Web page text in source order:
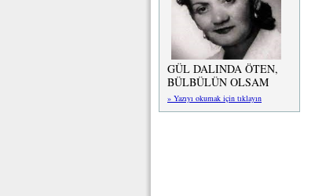
GÜL DALINDA ÖTEN,
BÜLBÜLÜN OLSAM
» Yazıyı okumak için tıklayın